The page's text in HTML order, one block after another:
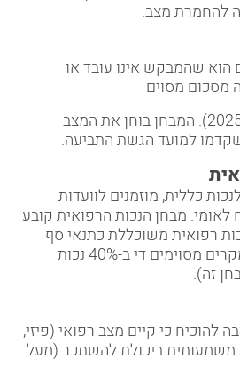
להחמרת מצב.
הוא שהמבקש אינו עובד או
מסכום מסוים
(8,000 ₪ נכון לינואר 2025). המבחן בוחן את המצב
כללית, מוזמנים לוועדות
לאומי. מבחן הנכות הרפואית קובע
של 60% נכות רפואית משוכללת כתנאי סף
לבחינת אי הכושר. (במקרים מסוימים די ב-40% נכות
זה).
להוכיח כי קיים מצב רפואי (פיזי,
משמעותית ביכולת להשתכר (מעל